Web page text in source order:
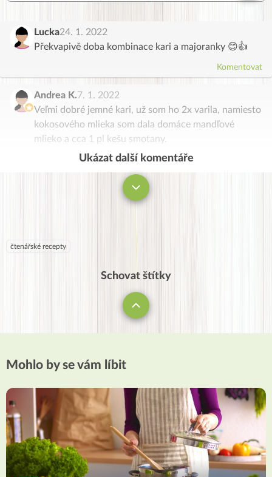
Lucka24. 1. 2022
Překvapivě doba kombinace kari a majoranky 😊👍
Komentovat
Andrea K.7. 1. 2022
Veľmi dobré jemné kari, už som ho 2x varila, namiesto
kokosového mlieka som dala domáce mandľové
mlieko a cca 1 pl kešu smotany.
Ukázat další komentáře
čtenářské recepty
Schovat štítky
Mohlo by se vám líbit